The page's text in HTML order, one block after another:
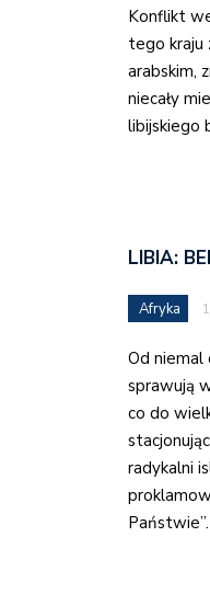
Konflikt
tego kraju
arabskim,
niecały
libijskiego
LIBIA:
Afryka
Od
sprawują
co do
radykalni